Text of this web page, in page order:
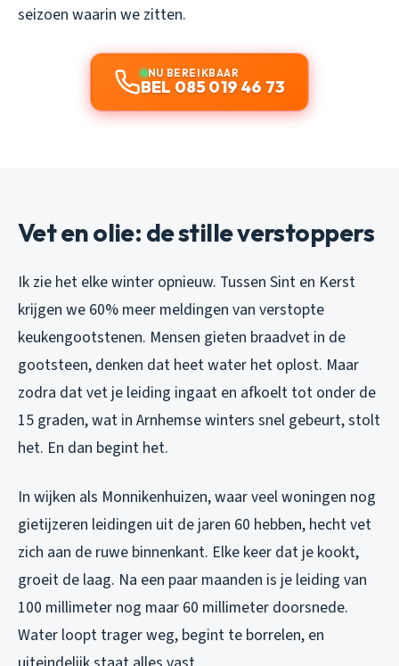
seizoen waarin we zitten.
NU BEREIKBAAR
BEL 085 019 46 73
Vet en olie: de stille verstoppers
Ik zie het elke winter opnieuw. Tussen Sint en Kerst
krijgen we 60% meer meldingen van verstopte
keukengootstenen. Mensen gieten braadvet in de
gootsteen, denken dat heet water het oplost. Maar
zodra dat vet je leiding ingaat en afkoelt tot onder de
15 graden, wat in Arnhemse winters snel gebeurt, stolt
het. En dan begint het.
In wijken als Monnikenhuizen, waar veel woningen nog
gietijzeren leidingen uit de jaren 60 hebben, hecht vet
zich aan de ruwe binnenkant. Elke keer dat je kookt,
groeit de laag. Na een paar maanden is je leiding van
100 millimeter nog maar 60 millimeter doorsnede.
Water loopt trager weg, begint te borrelen, en